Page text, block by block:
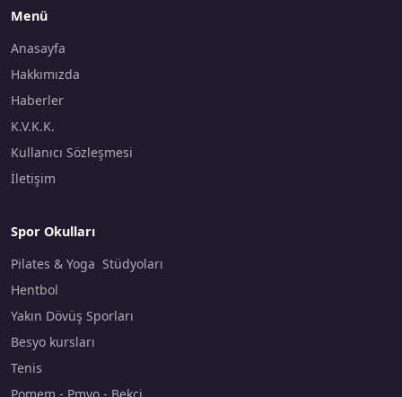
Menü
Anasayfa
Hakkımızda
Haberler
K.V.K.K.
Kullanıcı Sözleşmesi
İletişim
Spor Okulları
Pilates & Yoga Stüdyoları
Hentbol
Yakın Dövüş Sporları
Besyo kursları
Tenis